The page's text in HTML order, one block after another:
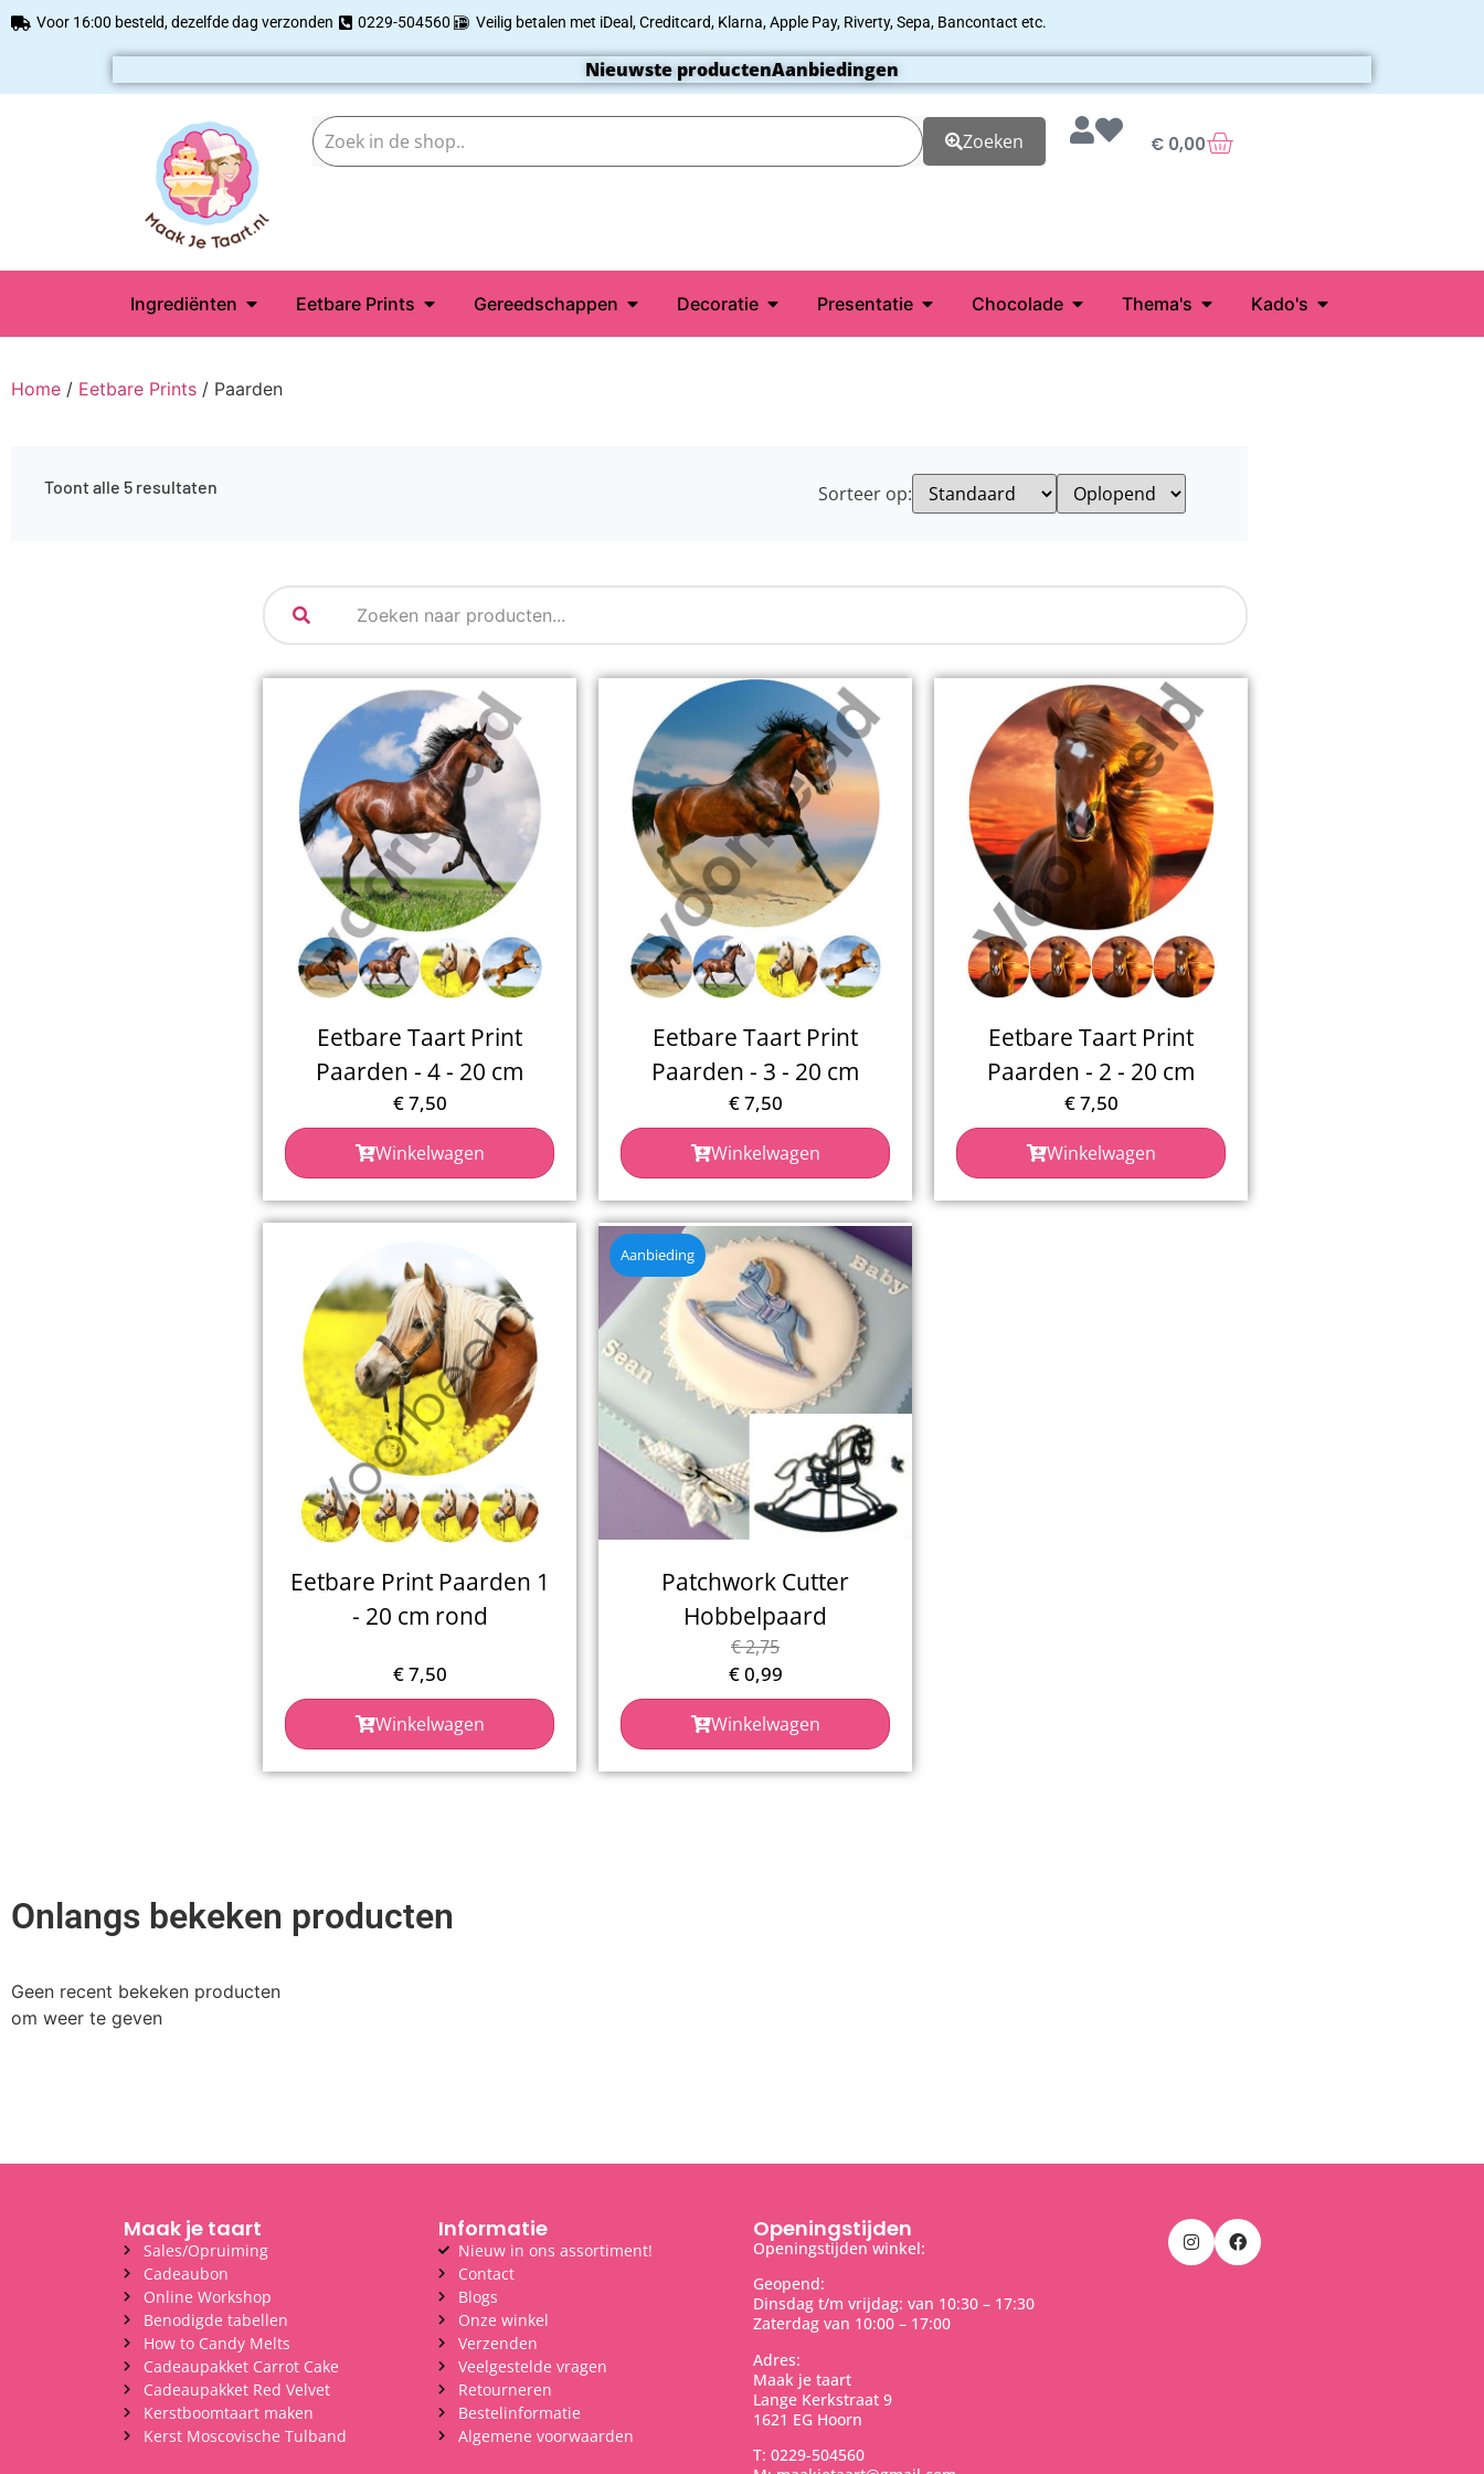
Voor 16:00 besteld, dezelfde dag verzonden 0229-504560 Veilig betalen met iDeal, Creditcard, Klarna, Apple Pay, Riverty, Sepa, Bancontact etc.
Nieuwste productenAanbiedingen
Zoeken € 0,00
Ingrediënten Eetbare Prints Gereedschappen Decoratie Presentatie Chocolade Thema's Kado's
Home / Eetbare Prints / Paarden
Toont alle 5 resultaten Sorteer op:
Eetbare Taart Print
Paarden - 4 - 20 cm
€7,50
Winkelwagen
Eetbare Taart Print
Paarden - 3 - 20 cm
€7,50
Winkelwagen
Eetbare Taart Print
Paarden - 2 - 20 cm
€7,50
Winkelwagen
Eetbare Print Paarden 1
- 20 cm rond
€7,50
Winkelwagen
Aanbieding
Patchwork Cutter
Hobbelpaard
€2,75
€0,99
Winkelwagen
Onlangs bekeken producten
Geen recent bekeken producten
om weer te geven
Maak je taart
Sales/Opruiming
Cadeaubon
Online Workshop
Benodigde tabellen
How to Candy Melts
Cadeaupakket Carrot Cake
Cadeaupakket Red Velvet
Kerstboomtaart maken
Kerst Moscovische Tulband
Informatie
Nieuw in ons assortiment!
Contact
Blogs
Onze winkel
Verzenden
Veelgestelde vragen
Retourneren
Bestelinformatie
Algemene voorwaarden
Openingstijden
Openingstijden winkel:
Geopend:
Dinsdag t/m vrijdag: van 10:30 – 17:30
Zaterdag van 10:00 – 17:00
Adres:
Maak je taart
Lange Kerkstraat 9
1621 EG Hoorn
T: 0229-504560